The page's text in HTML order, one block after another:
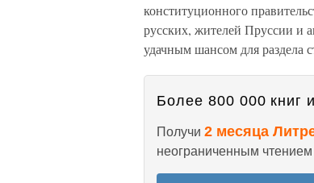
конституционного
русских, жителей Пруссии и
удачным шансом для раздела
Более 800 000 книг
Получи 2 месяца
неограниченным чтением